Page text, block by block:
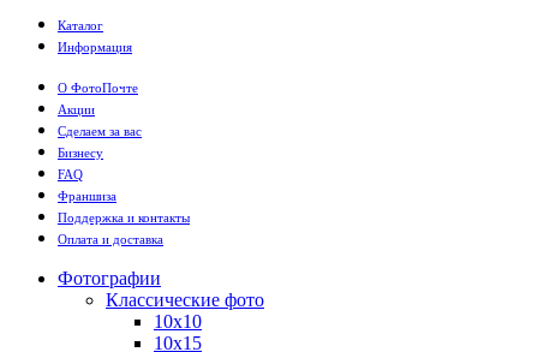
Каталог
Информация
О ФотоПочте
Акции
Сделаем за вас
Бизнесу
FAQ
Франшиза
Поддержка и контакты
Оплата и доставка
Фотографии
Классические фото
10х10
10х15